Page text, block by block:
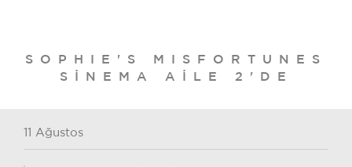
SOPHIE'S MISFORTUNES
SINEMA AILE 2'DE
11 Ağustos